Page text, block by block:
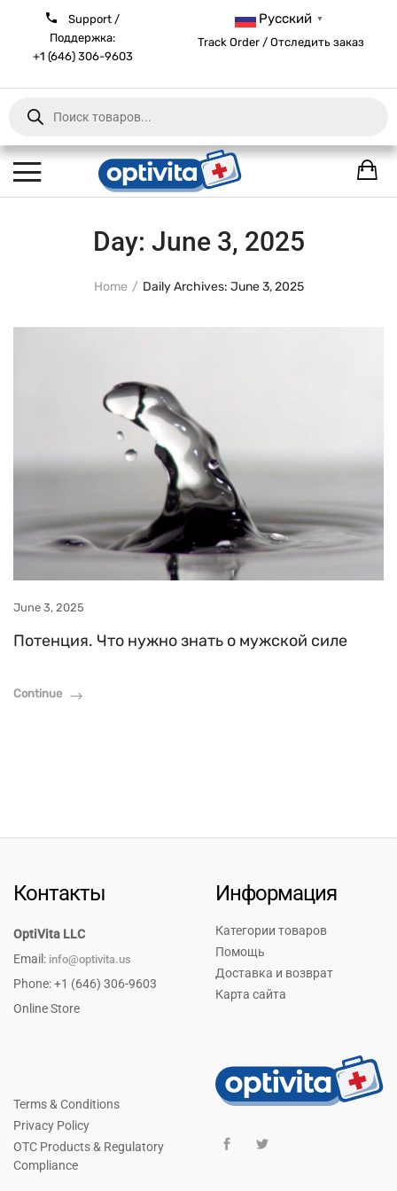
Support /
Поддержка:
+1 (646) 306-9603
Русский ▼
Track Order / Отследить заказ
Products
search
Day: June 3, 2025
Home Daily Archives: June 3, 2025
June 3, 2025
Потенция. Что нужно знать о мужской силе
Continue
Контакты
OptiVita LLC
Email: info@optivita.us
Phone: +1 (646) 306-9603
Online Store
Информация
Категории товаров
Помощь
Доставка и возврат
Карта сайта
Terms & Conditions
Privacy Policy
OTC Products & Regulatory
Compliance